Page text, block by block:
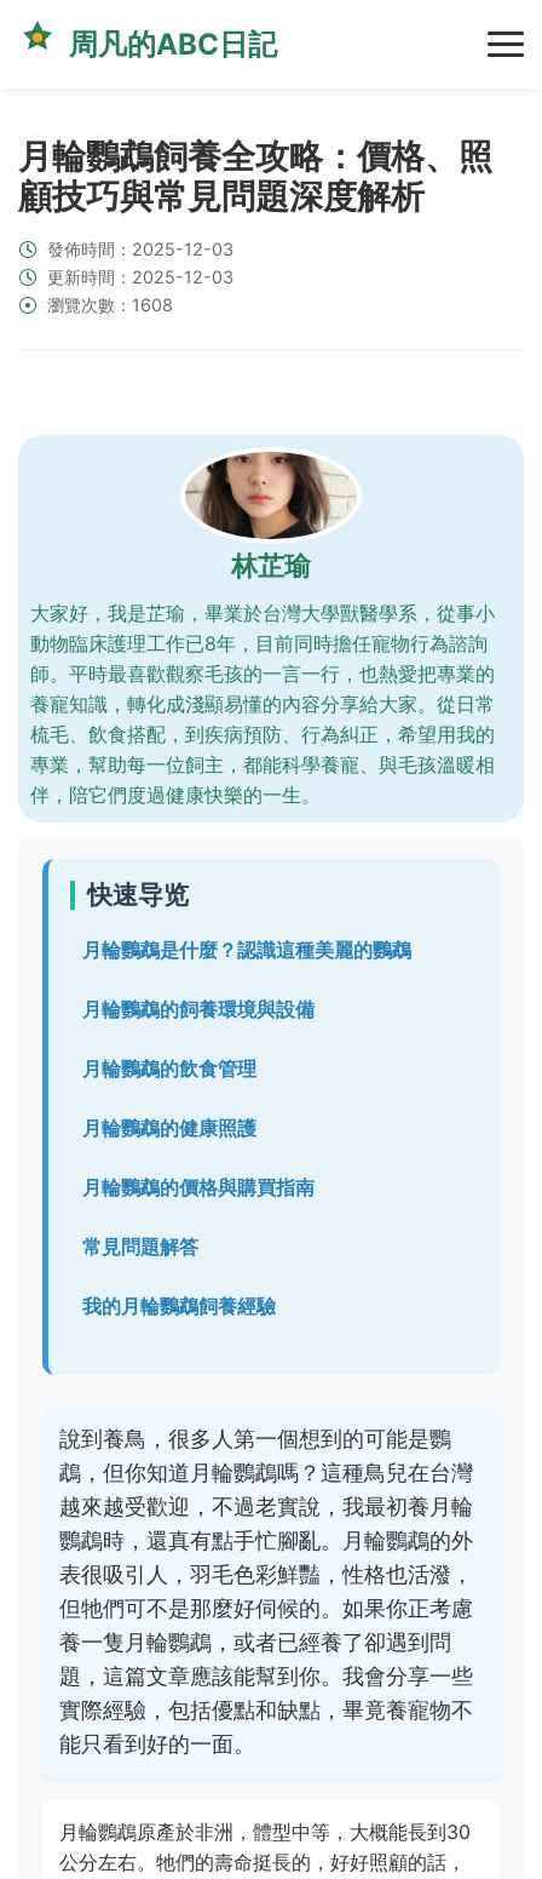
周凡的ABC日記
月輪鸚鵡飼養全攻略：價格、照
顧技巧與常見問題深度解析
發佈時間：2025-12-03
更新時間：2025-12-03
瀏覽次數：1608
林芷瑜
大家好，我是芷瑜，畢業於台灣大學獸醫學系，從事小
動物臨床護理工作已8年，目前同時擔任寵物行為諮詢
師。平時最喜歡觀察毛孩的一言一行，也熱愛把專業的
養寵知識，轉化成淺顯易懂的內容分享給大家。從日常
梳毛、飲食搭配，到疾病預防、行為糾正，希望用我的
專業，幫助每一位飼主，都能科學養寵、與毛孩溫暖相
伴，陪它們度過健康快樂的一生。
快速导览
月輪鸚鵡是什麼？認識這種美麗的鸚鵡
月輪鸚鵡的飼養環境與設備
月輪鸚鵡的飲食管理
月輪鸚鵡的健康照護
月輪鸚鵡的價格與購買指南
常見問題解答
我的月輪鸚鵡飼養經驗
說到養鳥，很多人第一個想到的可能是鸚
鵡，但你知道月輪鸚鵡嗎？這種鳥兒在台灣
越來越受歡迎，不過老實說，我最初養月輪
鸚鵡時，還真有點手忙腳亂。月輪鸚鵡的外
表很吸引人，羽毛色彩鮮豔，性格也活潑，
但牠們可不是那麼好伺候的。如果你正考慮
養一隻月輪鸚鵡，或者已經養了卻遇到問
題，這篇文章應該能幫到你。我會分享一些
實際經驗，包括優點和缺點，畢竟養寵物不
能只看到好的一面。
月輪鸚鵡原產於非洲，體型中等，大概能長到30
公分左右。牠們的壽命挺長的，好好照顧的話，